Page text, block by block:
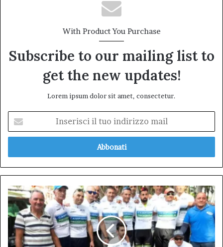
With Product You Purchase
Subscribe to our mailing list to
get the new updates!
Lorem ipsum dolor sit amet, consectetur.
tuo
mail
Domenica
16
giugno
appuntamento
ad
Alba